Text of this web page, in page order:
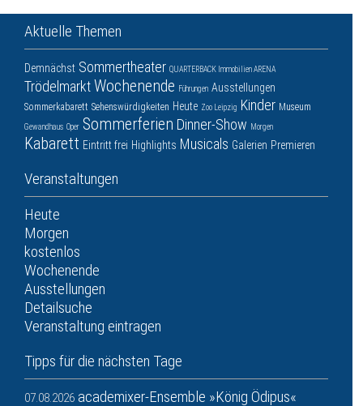
Aktuelle Themen
Demnächst Sommertheater QUARTERBACK Immobilien ARENA
TrödelmarktWochenende Führungen Ausstellungen
Sommerkabarett Sehenswürdigkeiten Heute Zoo Leipzig Kinder Museum
Gewandhaus Oper Sommerferien Dinner-Show Morgen
Kabarett Eintritt frei Highlights Musicals Galerien Premieren
Veranstaltungen
Heute
Morgen
kostenlos
Wochenende
Ausstellungen
Detailsuche
Veranstaltung eintragen
Tipps für die nächsten Tage
07.08.2026 academixer-Ensemble »König Ödipus«